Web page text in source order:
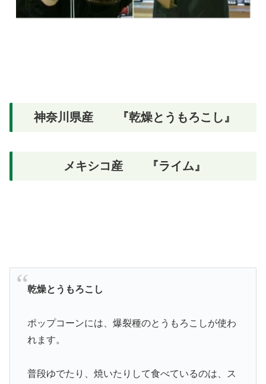
神奈川県産 『乾燥とうもろこし』
メキシコ産 『ライム』
乾燥とうもろこし
ポップコーンには、爆裂種のとうもろこしが使わ
れます。
普段ゆでたり、焼いたりして食べているのは、ス